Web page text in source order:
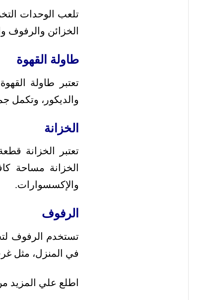
تلعب الوحدات
الخزائن والرفوف
طاولة القهوة
تعتبر طاولة
والديكور، وتكمل
الخزانة
تعتبر الخزانة
الخزانة مساحة
والإكسسوارات.
الرفوف
تستخدم الرفوف
في المنزل، مثل
اطلع علي المزيد